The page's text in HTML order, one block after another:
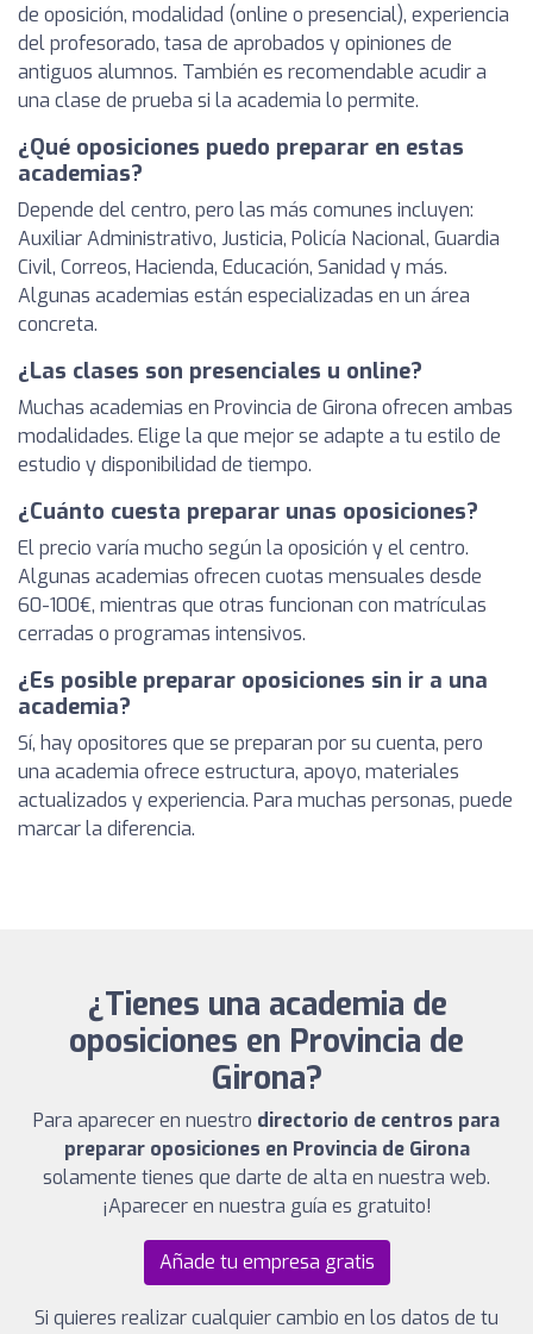
de oposición, modalidad (online o presencial), experiencia
del profesorado, tasa de aprobados y opiniones de
antiguos alumnos. También es recomendable acudir a
una clase de prueba si la academia lo permite.
¿Qué oposiciones puedo preparar en estas
academias?
Depende del centro, pero las más comunes incluyen:
Auxiliar Administrativo, Justicia, Policía Nacional, Guardia
Civil, Correos, Hacienda, Educación, Sanidad y más.
Algunas academias están especializadas en un área
concreta.
¿Las clases son presenciales u online?
Muchas academias en Provincia de Girona ofrecen ambas
modalidades. Elige la que mejor se adapte a tu estilo de
estudio y disponibilidad de tiempo.
¿Cuánto cuesta preparar unas oposiciones?
El precio varía mucho según la oposición y el centro.
Algunas academias ofrecen cuotas mensuales desde
60-100€, mientras que otras funcionan con matrículas
cerradas o programas intensivos.
¿Es posible preparar oposiciones sin ir a una
academia?
Sí, hay opositores que se preparan por su cuenta, pero
una academia ofrece estructura, apoyo, materiales
actualizados y experiencia. Para muchas personas, puede
marcar la diferencia.
¿Tienes una academia de
oposiciones en Provincia de
Girona?
Para aparecer en nuestro directorio de centros para
preparar oposiciones en Provincia de Girona
solamente tienes que darte de alta en nuestra web.
¡Aparecer en nuestra guía es gratuito!
Añade tu empresa gratis
Si quieres realizar cualquier cambio en los datos de tu